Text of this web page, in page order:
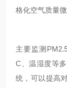
格化空气质量微
主要监测
C、温湿度等
统，可以提高